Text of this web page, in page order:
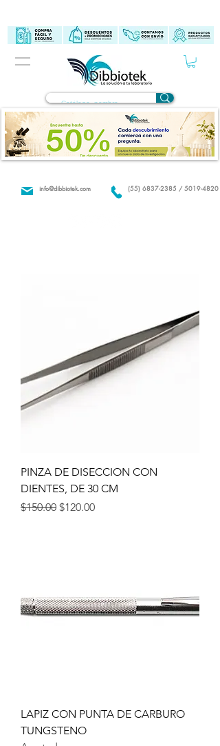
(55) 6837-2385 / 5019-4820
info@dibbiotek.com
PINZA DE DISECCION CON
DIENTES, DE 30 CM
Precio
$150.00 Precio de oferta
$120.00
LAPIZ CON PUNTA DE CARBURO
TUNGSTENO